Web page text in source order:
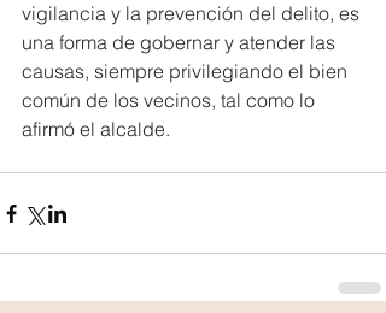
vigilancia y la prevención del delito, es
una forma de gobernar y atender las
causas, siempre privilegiando el bien
común de los vecinos, tal como lo
afirmó el alcalde.